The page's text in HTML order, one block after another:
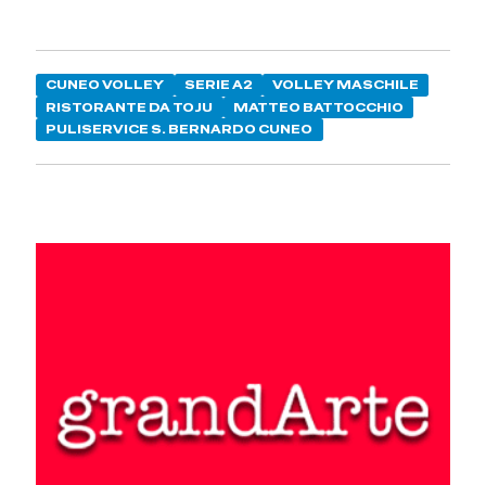
CUNEO VOLLEY SERIE A2
VOLLEY MASCHILE
RISTORANTE DA TOJU
MATTEO BATTOCCHIO
PULISERVICE S. BERNARDO CUNEO